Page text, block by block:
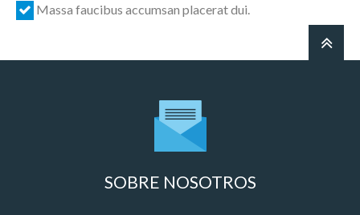
Massa faucibus accumsan placerat dui.
SOBRE NOSOTROS